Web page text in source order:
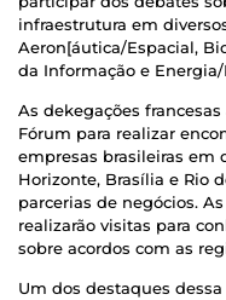
infraestrutura em
Aeron[áutica/Espacial,
da Informação e Energia/
As dekegações
Fórum para realizar
empresas brasileiras em
Horizonte, Brasília e Rio
parcerias de negócios.
realizarão visitas para
sobre acordos com as
Um dos destaques